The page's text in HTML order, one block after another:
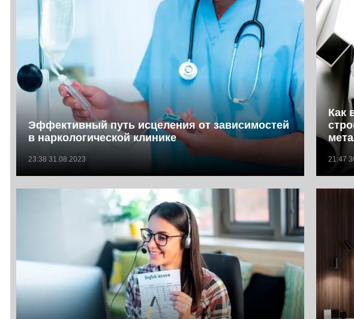
Эффективный путь исцеления от зависимостей
в наркологической клинике
23:38 31.08.2023
Как
21:47